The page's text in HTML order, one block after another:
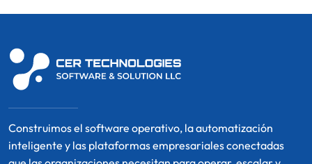
Construimos el software operativo, la automatización
inteligente y las plataformas empresariales conectadas